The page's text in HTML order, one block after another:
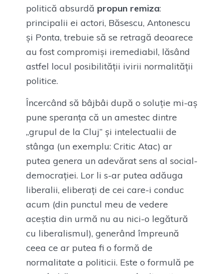
politică absurdă propun remiza:
principalii ei actori, Băsescu, Antonescu
și Ponta, trebuie să se retragă deoarece
au fost compromiși iremediabil, lăsând
astfel locul posibilității ivirii normalității
politice.
Încercând să bâjbâi după o soluție mi-aș
pune speranța că un amestec dintre
„grupul de la Cluj” și intelectualii de
stânga (un exemplu: Critic Atac) ar
putea genera un adevărat sens al social-
democrației. Lor li s-ar putea adăuga
liberalii, eliberați de cei care-i conduc
acum (din punctul meu de vedere
aceștia din urmă nu au nici-o legătură
cu liberalismul), generând împreună
ceea ce ar putea fi o formă de
normalitate a politicii. Este o formulă pe